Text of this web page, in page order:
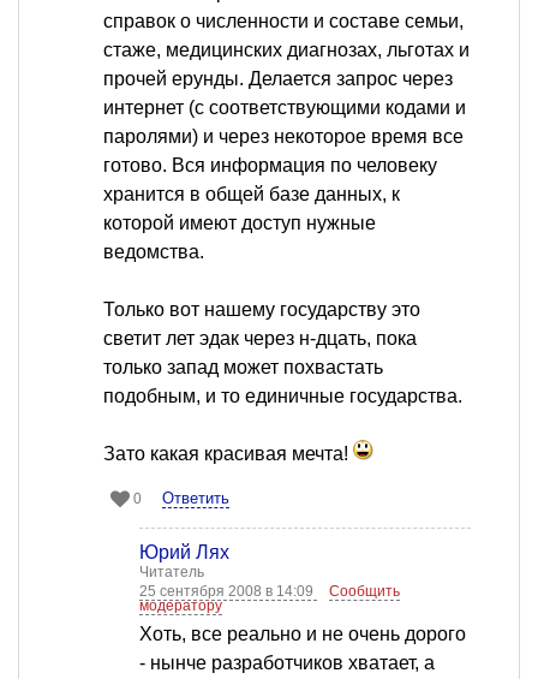
справок о численности и составе семьи,
стаже, медицинских диагнозах, льготах и
прочей ерунды. Делается запрос через
интернет (с соответствующими кодами и
паролями) и через некоторое время все
готово. Вся информация по человеку
хранится в общей базе данных, к
которой имеют доступ нужные
ведомства.
Только вот нашему государству это
светит лет эдак через н-дцать, пока
только запад может похвастать
подобным, и то единичные государства.
Зато какая красивая мечта!
0 Ответить
Юрий Лях
Читатель
25 сентября 2008 в 14:09
Сообщить
модератору
Хоть, все реально и не очень дорого
- нынче разработчиков хватает, а